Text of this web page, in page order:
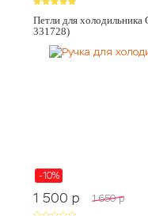
Петли для
331728)
-10%
1 500 p 1 650 p